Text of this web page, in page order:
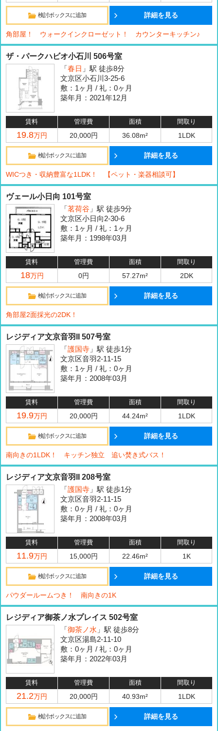
検討ボックスに追加 詳細を見る
角部屋！ ウォークインクローゼット！ カウンターキッチン♪
ザ・パークハビオ小石川 506号室
「 春日 」駅 徒歩8分
文京区小石川3-25-6
敷：1ヶ月 / 礼：0ヶ月
築年月：2021年12月
賃料 管理費 面積 間取り
19.8万円 20,000円 36.08m² 1LDK
検討ボックスに追加 詳細を見る
WICつき・収納豊富な1LDK！ 【ペット・楽器相談可】
ヴェール小日向 101号室
「 茗荷谷 」駅 徒歩9分
文京区小日向2-30-6
敷：1ヶ月 / 礼：1ヶ月
築年月：1998年03月
賃料 管理費 面積 間取り
18万円 0円 57.27m² 2DK
検討ボックスに追加 詳細を見る
角部屋2面採光の2DK！
レジディア文京音羽II 507号室
「 護国寺 」駅 徒歩1分
文京区音羽2-11-15
敷：1ヶ月 / 礼：0ヶ月
築年月：2008年03月
賃料 管理費 面積 間取り
19.9万円 20,000円 44.24m² 1LDK
検討ボックスに追加 詳細を見る
南向きの1LDK！ キッチン独立 追い焚き式バス！
レジディア文京音羽II 208号室
「 護国寺 」駅 徒歩1分
文京区音羽2-11-15
敷：0ヶ月 / 礼：0ヶ月
築年月：2008年03月
賃料 管理費 面積 間取り
11.9万円 15,000円 22.46m² 1K
検討ボックスに追加 詳細を見る
パウダールームつき！ 南向きの1K
レジディア御茶ノ水プレイス 502号室
「 御茶ノ水 」駅 徒歩8分
文京区湯島2-11-10
敷：0ヶ月 / 礼：0ヶ月
築年月：2022年03月
賃料 管理費 面積 間取り
21.2万円 20,000円 40.93m² 1LDK
検討ボックスに追加 詳細を見る